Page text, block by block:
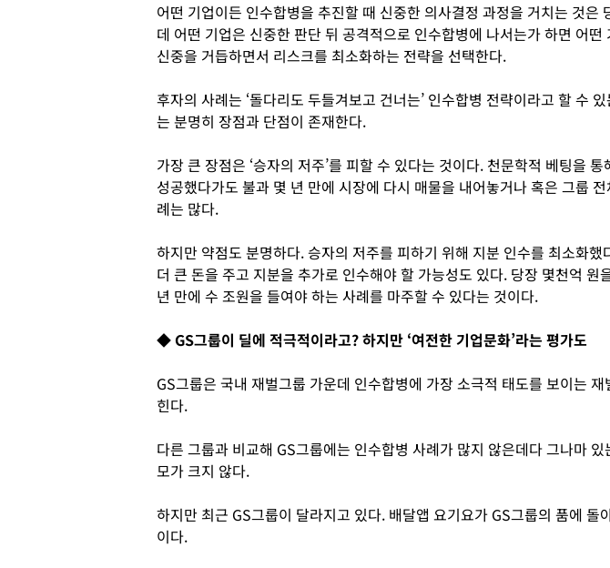
어떤 기업이든 인수합병을 추진할 때 신중한 의사결정 과정을 거치는 것은
데 어떤 기업은 신중한 판단 뒤 공격적으로 인수합병에 나서는가 하면 어떤
신중을 거듭하면서 리스크를 최소화하는 전략을 선택한다.
후자의 사례는 ‘돌다리도 두들겨보고 건너는’ 인수합병 전략이라고 할 수
는 분명히 장점과 단점이 존재한다.
가장 큰 장점은 ‘승자의 저주’를 피할 수 있다는 것이다. 천문학적 베팅을 통
성공했다가도 불과 몇 년 만에 시장에 다시 매물을 내어놓거나 혹은 그룹
례는 많다.
하지만 약점도 분명하다. 승자의 저주를 피하기 위해 지분 인수를 최소화했
더 큰 돈을 주고 지분을 추가로 인수해야 할 가능성도 있다. 당장 몇천억 원
년 만에 수 조원을 들여야 하는 사례를 마주할 수 있다는 것이다.
◆ GS그룹이 딜에 적극적이라고? 하지만 ‘여전한 기업문화’라는 평가도
GS그룹은 국내 재벌그룹 가운데 인수합병에 가장 소극적 태도를 보이는 재
힌다.
다른 그룹과 비교해 GS그룹에는 인수합병 사례가 많지 않은데다 그나마 있
모가 크지 않다.
하지만 최근 GS그룹이 달라지고 있다. 배달앱 요기요가 GS그룹의 품에 돌
이다.